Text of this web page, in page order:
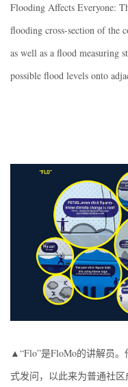
Flooding Affects Everyone:
flooding cross-section of the
as well as a flood measuring
possible flood levels onto
▲“Flo”是FloMo的讲解员
式发问，以此来为普通社区